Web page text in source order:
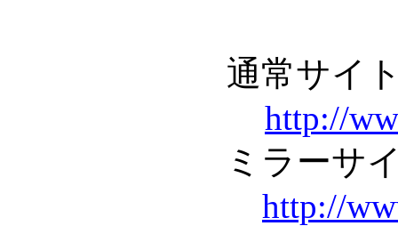
通常サイ
http://
ミラーサ
http://